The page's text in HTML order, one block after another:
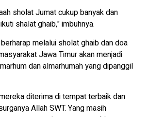
sholat Jumat cukup banyak dan
shalat ghaib," imbuhnya.
melalui sholat ghaib dan doa
Jawa Timur akan menjadi
dan almarhumah yang dipanggil
diterima di tempat terbaik dan
Allah SWT. Yang masih